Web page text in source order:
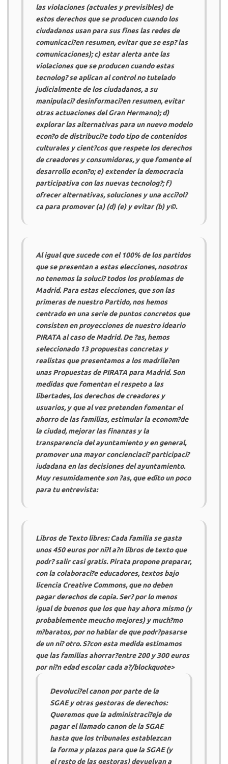
las violaciones (actuales y previsibles) de
estos derechos que se producen cuando los
ciudadanos usan para sus fines las redes de
comunicaci?en resumen, evitar que se esp? las
comunicaciones); c) estar alerta ante las
violaciones que se producen cuando estas
tecnolog? se aplican al control no tutelado
judicialmente de los ciudadanos, a su
manipulaci? desinformaci?en resumen, evitar
otras actuaciones del Gran Hermano); d)
explorar las alternativas para un nuevo modelo
econ?o de distribuci?e todo tipo de contenidos
culturales y cient?cos que respete los derechos
de creadores y consumidores, y que fomente el
desarrollo econ?o; e) extender la democracia
participativa con las nuevas tecnolog?; f)
ofrecer alternativas, soluciones y una acci?ol?
ca para promover (a) (d) (e) y evitar (b) y©.
Al igual que sucede con el 100% de los partidos
que se presentan a estas elecciones, nosotros
no tenemos la soluci? todos los problemas de
Madrid. Para estas elecciones, que son las
primeras de nuestro Partido, nos hemos
centrado en una serie de puntos concretos que
consisten en proyecciones de nuestro ideario
PIRATA al caso de Madrid. De ?as, hemos
seleccionado 13 propuestas concretas y
realistas que presentamos a los madrile?en
unas Propuestas dePIRATA para Madrid. Son
medidas que fomentan el respeto a las
libertades, los derechos de creadores y
usuarios, y que al vez pretenden fomentar el
ahorro de las familias, estimular la econom?de
la ciudad, mejorar las finanzas y la
transparencia del ayuntamiento y en general,
promover una mayor concienciaci? participaci?
iudadana en las decisiones del ayuntamiento.
Muy resumidamente son ?as, que edito un poco
para tu entrevista:
Libros de Texto libres: Cada familia se gasta
unos 450 euros por ni?l a?n libros de texto que
podr? salir casi gratis. Pirata propone preparar,
con la colaboraci?e educadores, textos bajo
licencia Creative Commons, que no deben
pagar derechos de copia. Ser? por lo menos
igual de buenos que los que hay ahora mismo (y
probablemente meucho mejores) y much?mo
m?baratos, por no hablar de que podr?pasarse
de un ni? otro. S?con esta medida estimamos
que las familias ahorrar?entre 200 y 300 euros
por ni?n edad escolar cada a?/blockquote>
Devoluci?el canon por parte de la
SGAEy otras gestoras de derechos:
Queremos que la administraci?eje de
pagar el llamado canon de la SGAE
hasta que los tribunales establezcan
la forma y plazos para que la SGAE(y
el resto de las gestoras) devuelvan a